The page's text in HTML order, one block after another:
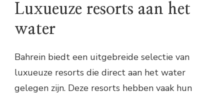
Luxueuze resorts aan het
water
Bahrein biedt een uitgebreide selectie van
luxueuze resorts die direct aan het water
gelegen zijn. Deze resorts hebben vaak hun